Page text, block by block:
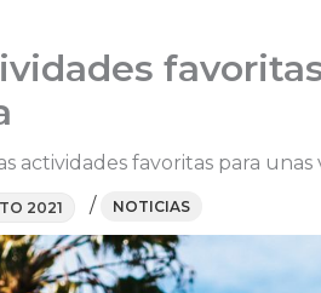
actividades favoritas para
2021 / NOTICIAS